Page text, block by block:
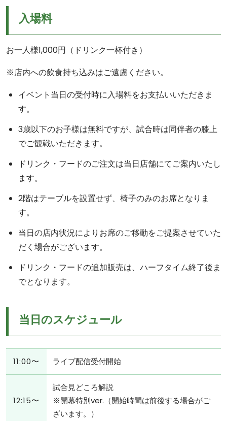
入場料
お一人様1,000円（ドリンク一杯付き）
※店内への飲食持ち込みはご遠慮ください。
イベント当日の受付時に入場料をお支払いいただきま
す。
3歳以下のお子様は無料ですが、試合時は同伴者の膝上
でご観戦いただきます。
ドリンク・フードのご注文は当日店舗にてご案内いたし
ます。
2階はテーブルを設置せず、椅子のみのお席となりま
す。
当日の店内状況によりお席のご移動をご提案させていた
だく場合がございます。
ドリンク・フードの追加販売は、ハーフタイム終了後ま
でとなります。
当日のスケジュール
11:00〜 ライブ配信受付開始
12:15〜
試合見どころ解説
※開幕特別ver.（開始時間は前後する場合がご
ざいます。）